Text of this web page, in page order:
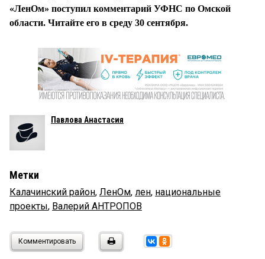
«ЛенОм» поступил комментарий УФНС по Омской
области. Читайте его в среду 30 сентября.
Павлова Анастасия
Метки
Калачинский район, ЛенОм, лен, национальные
проекты, Валерий АНТРОПОВ
Комментировать